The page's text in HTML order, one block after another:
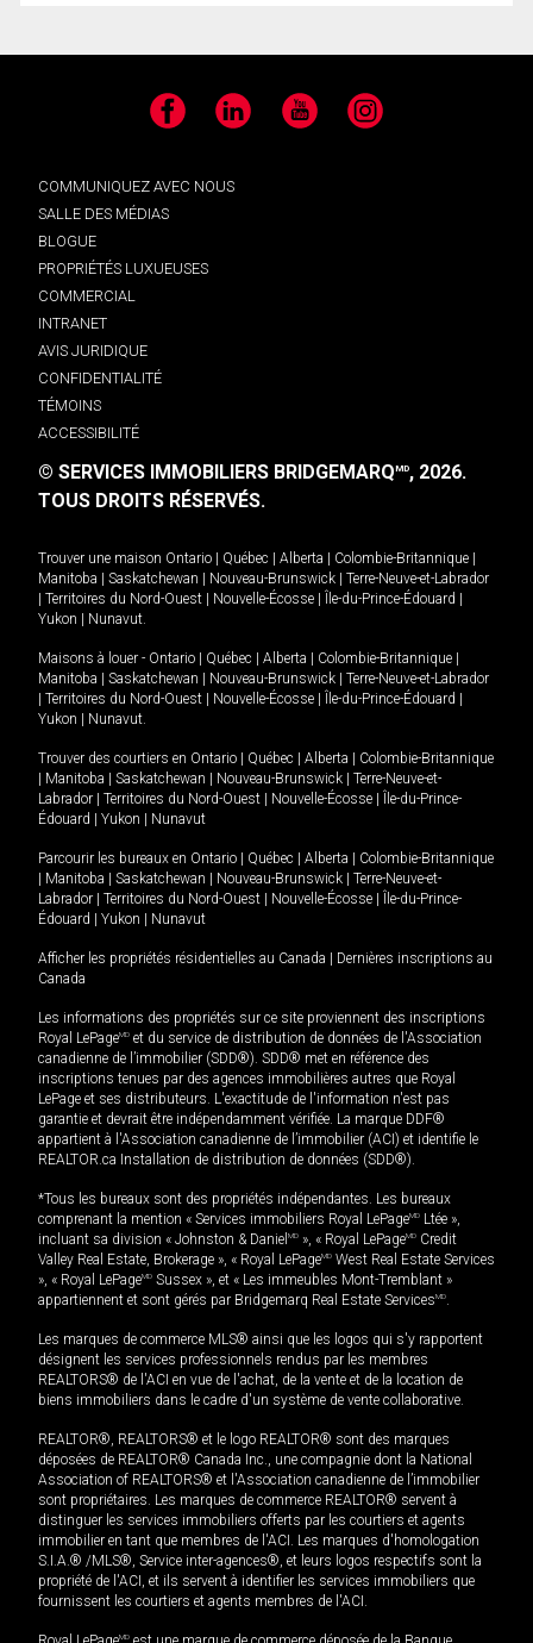
Facebook LinkedIn YouTube Instagram
COMMUNIQUEZ AVEC NOUS
SALLE DES MÉDIAS
BLOGUE
PROPRIÉTÉS LUXUEUSES
COMMERCIAL
INTRANET
AVIS JURIDIQUE
CONFIDENTIALITÉ
TÉMOINS
ACCESSIBILITÉ
© SERVICES IMMOBILIERS BRIDGEMARQMD, 2026.
TOUS DROITS RÉSERVÉS.
Trouver une maison Ontario Québec Alberta Colombie-Britannique
Manitoba
Saskatchewan Nouveau-Brunswick
Terre-Neuve-et-Labrador
Territoires du Nord-Ouest Nouvelle-Écosse Île-du-Prince-Édouard
Yukon
Nunavut.
Maisons à louer - Ontario Québec Alberta Colombie-Britannique
Manitoba
Saskatchewan Nouveau-Brunswick
Terre-Neuve-et-Labrador
Territoires du Nord-Ouest Nouvelle-Écosse Île-du-Prince-Édouard
Yukon
Nunavut.
Trouver des courtiers en Ontario Québec Alberta
Colombie-Britannique
Manitoba Saskatchewan Nouveau-Brunswick
Terre-Neuve-et-
Labrador
Territoires du Nord-Ouest Nouvelle-Écosse
Île-du-Prince-
Édouard
Yukon Nunavut
Parcourir les bureaux en Ontario Québec Alberta
Colombie-Britannique
Manitoba Saskatchewan Nouveau-Brunswick
Terre-Neuve-et-
Labrador
Territoires du Nord-Ouest Nouvelle-Écosse
Île-du-Prince-
Édouard
Yukon Nunavut
Afficher les propriétés résidentielles au Canada
Dernières inscriptions au
Canada
Les informations des propriétés sur ce site proviennent des inscriptions
Royal LePageMD et du service de distribution de données de l'Association
canadienne de l’immobilier (SDD®). SDD® met en référence des
inscriptions tenues par des agences immobilières autres que Royal
LePage et ses distributeurs. L'exactitude de l'information n'est pas
garantie et devrait être indépendamment vérifiée. La marque DDF®
appartient à l'Association canadienne de l’immobilier (ACI) et identifie le
REALTOR.ca Installation de distribution de données (SDD®).
*Tous les bureaux sont des propriétés indépendantes. Les bureaux
comprenant la mention « Services immobiliers Royal LePageMD Ltée »,
incluant sa division « Johnston & Daniel MD », « Royal LePageMD Credit
Valley Real Estate, Brokerage », « Royal LePageMD West Real Estate Services
», « Royal LePageMD Sussex », et « Les immeubles Mont-Tremblant »
appartiennent et sont gérés par Bridgemarq Real Estate ServicesMD.
Les marques de commerce MLS® ainsi que les logos qui s'y rapportent
désignent les services professionnels rendus par les membres
REALTORS® de l'ACI en vue de l'achat, de la vente et de la location de
biens immobiliers dans le cadre d'un système de vente collaborative.
REALTOR®, REALTORS® et le logo REALTOR® sont des marques
déposées de REALTOR® Canada Inc., une compagnie dont la National
Association of REALTORS® et l'Association canadienne de l’immobilier
sont propriétaires. Les marques de commerce REALTOR® servent à
distinguer les services immobiliers offerts par les courtiers et agents
immobilier en tant que membres de l'ACI. Les marques d'homologation
S.I.A.® /MLS®, Service inter-agences®, et leurs logos respectifs sont la
propriété de l'ACI, et ils servent à identifier les services immobiliers que
fournissent les courtiers et agents membres de l'ACI.
MD